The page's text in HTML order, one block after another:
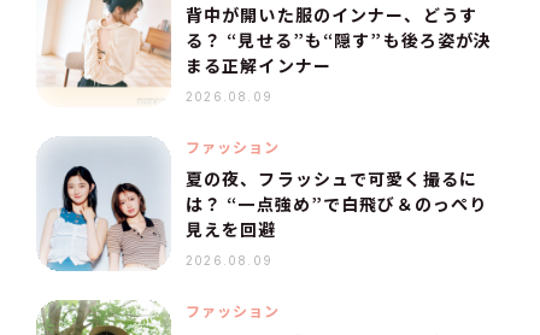
背中が開いた服のインナー、どうす
る？ “見せる”も“隠す”も後ろ姿が決
まる正解インナー
2026.08.09
ファッション
夏の夜、フラッシュで可愛く撮るに
は？ “一点強め”で白飛び＆のっぺり
見えを回避
2026.08.09
ファッション